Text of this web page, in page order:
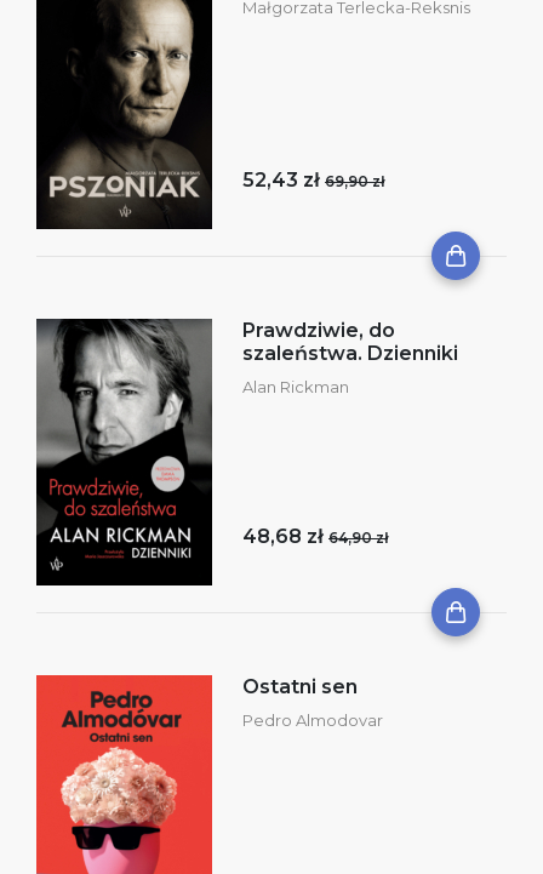
Małgorzata Terlecka-Reksnis
52,43 zł 69,90 zł
Prawdziwie, do
szaleństwa. Dzienniki
Alan Rickman
48,68 zł 64,90 zł
Ostatni sen
Pedro Almodovar